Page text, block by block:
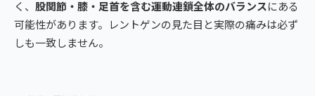
く、 股関節・膝・足首を含む運動連鎖全体のバランスにある
可能性があります。レントゲンの見た目と実際の痛みは必ず
しも一致しません。